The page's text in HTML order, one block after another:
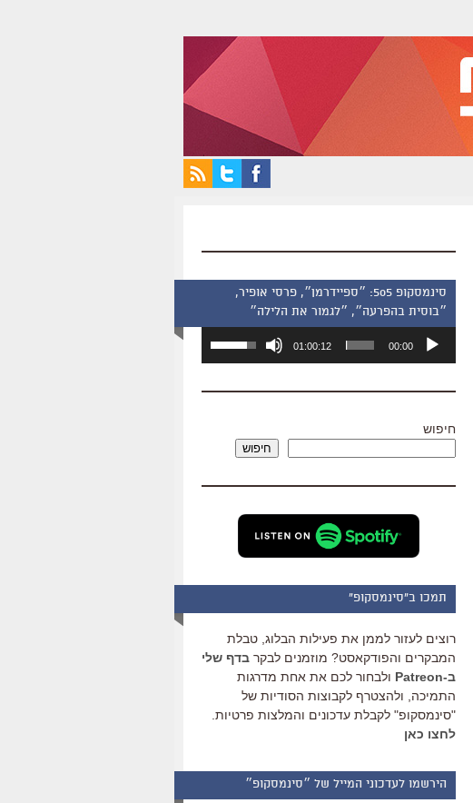
סינמסקופ 505: ״ספיידרמן״, פרסי אופיר,
״בוסית בהפרעה״, ״לגמור את הלילה״
אודיו
00:00
01:00:12
השתמש
כדי
שמע.
חיפוש
חיפוש
תמכו ב"סינמסקופ"
רוצים לעזור לממן את פעילות הבלוג, טבלת
המבקרים והפודקאסט? מוזמנים לבקר בדף שלי
ב-Patreon
ולבחור לכם את אחת מדרגות
התמיכה, ולהצטרף לקבוצות הסודיות של
"סינמסקופ" לקבלת עדכונים והמלצות פרטיות.
לחצו כאן
הירשמו לעדכוני המייל של ״סינמסקופ״